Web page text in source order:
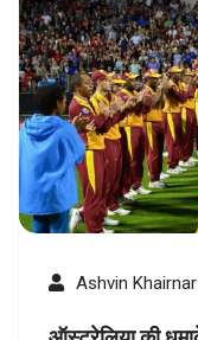
Ashvin Khairnar